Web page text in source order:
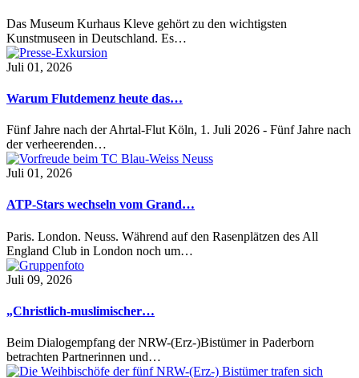
Das Museum Kurhaus Kleve gehört zu den wichtigsten
Kunstmuseen in Deutschland. Es…
Juli 01, 2026
Warum Flutdemenz heute das…
Fünf Jahre nach der Ahrtal-Flut Köln, 1. Juli 2026 - Fünf Jahre nach
der verheerenden…
Juli 01, 2026
ATP-Stars wechseln vom Grand…
Paris. London. Neuss. Während auf den Rasenplätzen des All
England Club in London noch um…
Juli 09, 2026
„Christlich-muslimischer…
Beim Dialogempfang der NRW-(Erz-)Bistümer in Paderborn
betrachten Partnerinnen und…